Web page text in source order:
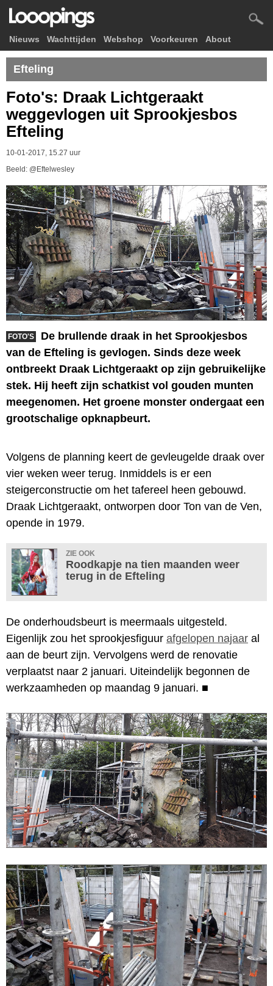
Nieuws Wachttijden Webshop Voorkeuren About
Efteling
Foto's: Draak Lichtgeraakt
weggevlogen uit Sprookjesbos
Efteling
10-01-2017, 15.27 uur
Beeld: @Eftelwesley
FOTO'S
De brullende draak in het Sprookjesbos
van de Efteling is gevlogen. Sinds deze week
ontbreekt Draak Lichtgeraakt op zijn gebruikelijke
stek. Hij heeft zijn schatkist vol gouden munten
meegenomen. Het groene monster ondergaat een
grootschalige opknapbeurt.
Volgens de planning keert de gevleugelde draak over
vier weken weer terug. Inmiddels is er een
steigerconstructie om het tafereel heen gebouwd.
Draak Lichtgeraakt, ontworpen door Ton van de Ven,
opende in 1979.
ZIE OOK
Roodkapje na tien maanden weer
terug in de Efteling
De onderhoudsbeurt is meermaals uitgesteld.
Eigenlijk zou het sprookjesfiguur afgelopen najaar al
aan de beurt zijn. Vervolgens werd de renovatie
verplaatst naar 2 januari. Uiteindelijk begonnen de
werkzaamheden op maandag 9 januari. ■